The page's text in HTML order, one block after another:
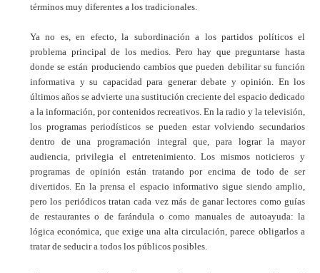
términos muy diferentes a los tradicionales.
Ya no es, en efecto, la subordinación a los partidos políticos el
problema principal de los medios. Pero hay que preguntarse hasta
donde se están produciendo cambios que pueden debilitar su función
informativa y su capacidad para generar debate y opinión. En los
últimos años se advierte una sustitución creciente del espacio dedicado
a la información, por contenidos recreativos. En la radio y la televisión,
los programas periodísticos se pueden estar volviendo secundarios
dentro de una programación integral que, para lograr la mayor
audiencia, privilegia el entretenimiento. Los mismos noticieros y
programas de opinión están tratando por encima de todo de ser
divertidos. En la prensa el espacio informativo sigue siendo amplio,
pero los periódicos tratan cada vez más de ganar lectores como guías
de restaurantes o de farándula o como manuales de autoayuda: la
lógica económica, que exige una alta circulación, parece obligarlos a
tratar de seducir a todos los públicos posibles.